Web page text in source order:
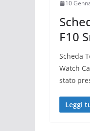
10
F10
Scheda
Watch
stato
Leggi